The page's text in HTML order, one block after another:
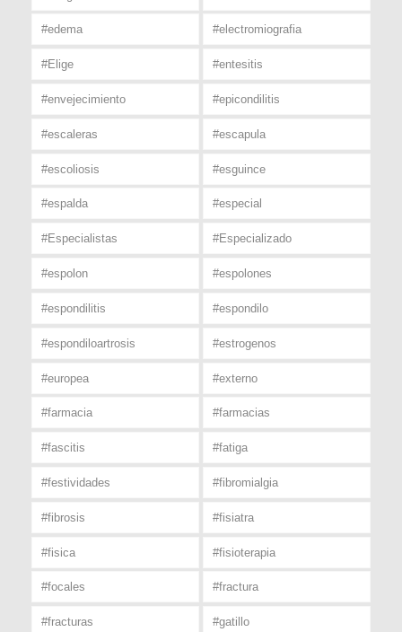
#edema #electromiografia
#Elige #entesitis
#envejecimiento #epicondilitis
#escaleras #escapula
#escoliosis #esguince
#espalda #especial
#Especialistas #Especializado
#espolon #espolones
#espondilitis #espondilo
#espondiloartrosis #estrogenos
#europea #externo
#farmacia #farmacias
#fascitis #fatiga
#festividades #fibromialgia
#fibrosis #fisiatra
#fisica #fisioterapia
#focales #fractura
#fracturas #gatillo